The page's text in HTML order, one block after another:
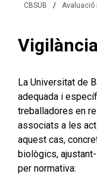
CBSUB / Avaluació
La Universitat de
adequada i
treballadores en
associats a les
aquest cas,
biològics,
per normativa: